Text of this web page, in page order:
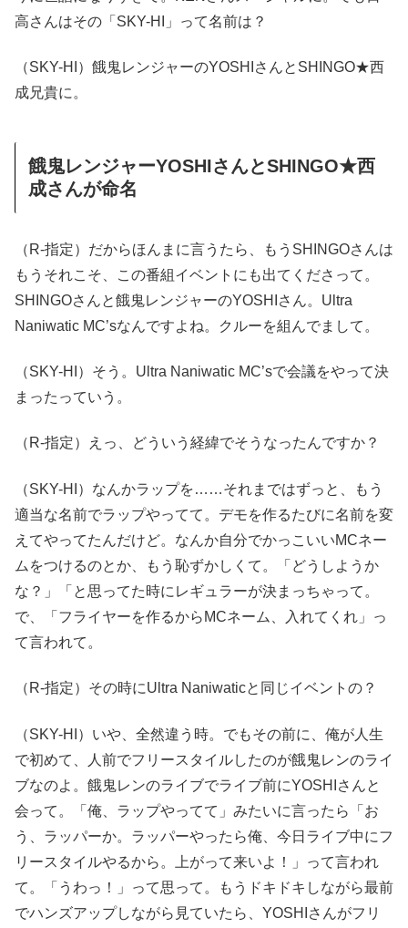
高さんはその「SKY-HI」って名前は？
（SKY-HI）餓鬼レンジャーのYOSHIさんとSHINGO★西
成兄貴に。
餓鬼レンジャーYOSHIさんとSHINGO★西
成さんが命名
（R-指定）だからほんまに言うたら、もうSHINGOさんは
もうそれこそ、この番組イベントにも出てくださって。
SHINGOさんと餓鬼レンジャーのYOSHIさん。Ultra
Naniwatic MC’sなんですよね。クルーを組んでまして。
（SKY-HI）そう。Ultra Naniwatic MC’sで会議をやって決
まったっていう。
（R-指定）えっ、どういう経緯でそうなったんですか？
（SKY-HI）なんかラップを……それまではずっと、もう
適当な名前でラップやってて。デモを作るたびに名前を変
えてやってたんだけど。なんか自分でかっこいいMCネー
ムをつけるのとか、もう恥ずかしくて。「どうしようか
な？」「と思ってた時にレギュラーが決まっちゃって。
で、「フライヤーを作るからMCネーム、入れてくれ」っ
て言われて。
（R-指定）その時にUltra Naniwaticと同じイベントの？
（SKY-HI）いや、全然違う時。でもその前に、俺が人生
で初めて、人前でフリースタイルしたのが餓鬼レンのライ
ブなのよ。餓鬼レンのライブでライブ前にYOSHIさんと
会って。「俺、ラップやってて」みたいに言ったら「お
う、ラッパーか。ラッパーやったら俺、今日ライブ中にフ
リースタイルやるから。上がって来いよ！」って言われ
て。「うわっ！」って思って。もうドキドキしながら最前
でハンズアップしながら見ていたら、YOSHIさんがフリ